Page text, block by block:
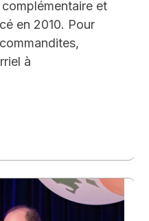
et
en 2010. Pour
à